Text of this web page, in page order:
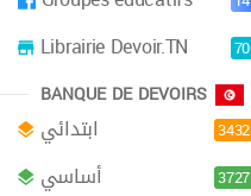
Librairie Devoir.TN 70
BANQUE DE DEVOIRS
ابتدائي 3432
أساسي 3727